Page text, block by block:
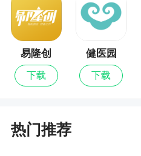
1、计算机一级APP是
题软件，里面收录了一级
以根据大纲来确认自己的
学习计划，让学习更有效
为用户收集整理了历年考
的题库资源，平台会为大
易隆创
下载
健医园
下载
热门推荐